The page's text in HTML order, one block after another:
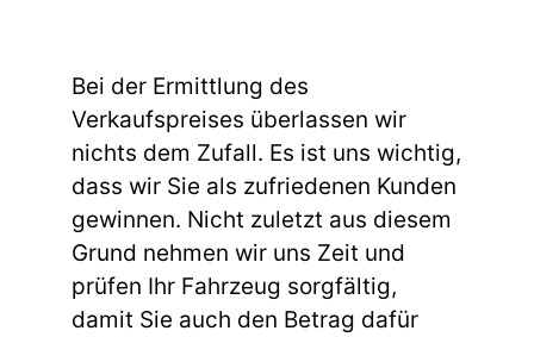
Bei der Ermittlung des
Verkaufspreises überlassen wir
nichts dem Zufall. Es ist uns wichtig,
dass wir Sie als zufriedenen Kunden
gewinnen. Nicht zuletzt aus diesem
Grund nehmen wir uns Zeit und
prüfen Ihr Fahrzeug sorgfältig,
damit Sie auch den Betrag dafür